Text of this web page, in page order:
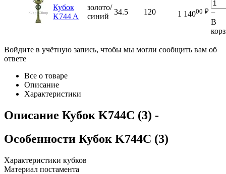
Кубок
K744 A
золото/
синий
34.5 120 1 14000 ₽ −
В
Войдите в учётную запись, чтобы мы могли сообщить вам об
ответе
Все о товаре
Описание
Характеристики
Описание Кубок K744C (3) -
Особенности Кубок K744C (3)
Характеристики кубков
Материал постамента